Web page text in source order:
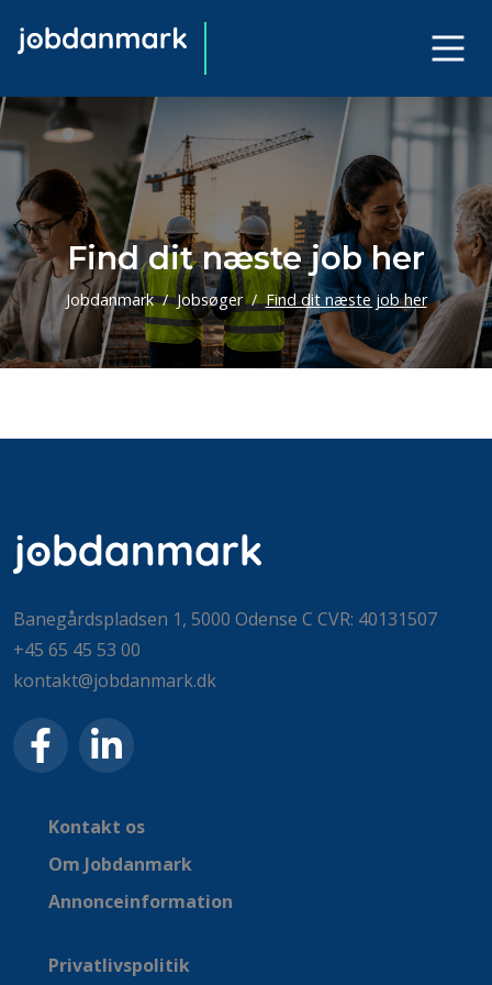
Find dit næste job her
Jobdanmark Jobsøger Find dit næste job her
Banegårdspladsen 1, 5000 Odense C CVR: 40131507
+45 65 45 53 00
kontakt@jobdanmark.dk
Kontakt os
Om Jobdanmark
Annonceinformation
Privatlivspolitik